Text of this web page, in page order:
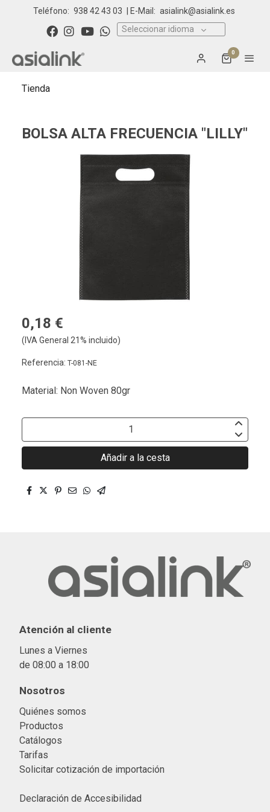
Teléfono: 938 42 43 03 | E-Mail: asialink@asialink.es
Seleccionar idioma
0
Tienda
BOLSA ALTA FRECUENCIA "LILLY"
0,18 €
(IVA General 21% incluido)
Referencia: T-081-NE
Material: Non Woven 80gr
Añadir a la cesta
Atención al cliente
Lunes a Viernes
de 08:00 a 18:00
Nosotros
Quiénes somos
Productos
Catálogos
Tarifas
Solicitar cotización de importación
Declaración de Accesibilidad